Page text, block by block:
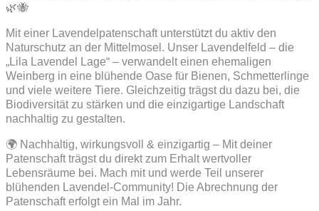
🌿🐝
Mit einer Lavendelpatenschaft unterstützt du aktiv den
Naturschutz an der Mittelmosel. Unser Lavendelfeld – die
„Lila Lavendel Lage“ – verwandelt einen ehemaligen
Weinberg in eine blühende Oase für Bienen, Schmetterlinge
und viele weitere Tiere. Gleichzeitig trägst du dazu bei, die
Biodiversität zu stärken und die einzigartige Landschaft
nachhaltig zu gestalten.
🌍 Nachhaltig, wirkungsvoll & einzigartig – Mit deiner
Patenschaft trägst du direkt zum Erhalt wertvoller
Lebensräume bei. Mach mit und werde Teil unserer
blühenden Lavendel-Community! Die Abrechnung der
Patenschaft erfolgt ein Mal im Jahr.